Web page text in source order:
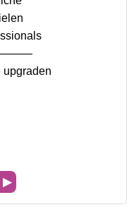
upgraden
▶